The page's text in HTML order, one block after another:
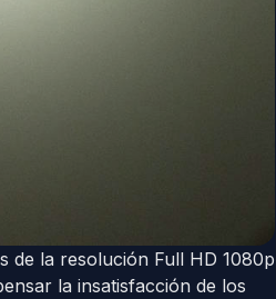
de la resolución Full HD 1080p
la insatisfacción de los